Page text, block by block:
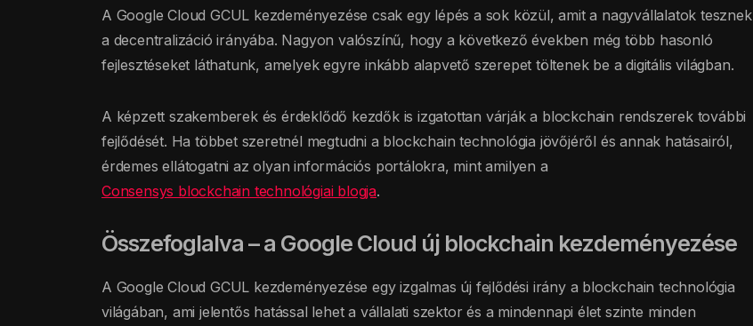
A Google Cloud GCUL kezdeményezése csak egy lépés a sok közül, amit a nagyvállalatok tesznek
a decentralizáció irányába. Nagyon valószínű, hogy a következő években még több hasonló
fejlesztéseket láthatunk, amelyek egyre inkább alapvető szerepet töltenek be a digitális világban.
A képzett szakemberek és érdeklődő kezdők is izgatottan várják a blockchain rendszerek további
fejlődését. Ha többet szeretnél megtudni a blockchain technológia jövőjéről és annak hatásairól,
érdemes ellátogatni az olyan információs portálokra, mint amilyen a
Consensys blockchain technológiai blogja.
Összefoglalva – a Google Cloud új blockchain kezdeményezése
A Google Cloud GCUL kezdeményezése egy izgalmas új fejlődési irány a blockchain technológia
világában, ami jelentős hatással lehet a vállalati szektor és a mindennapi élet szinte minden